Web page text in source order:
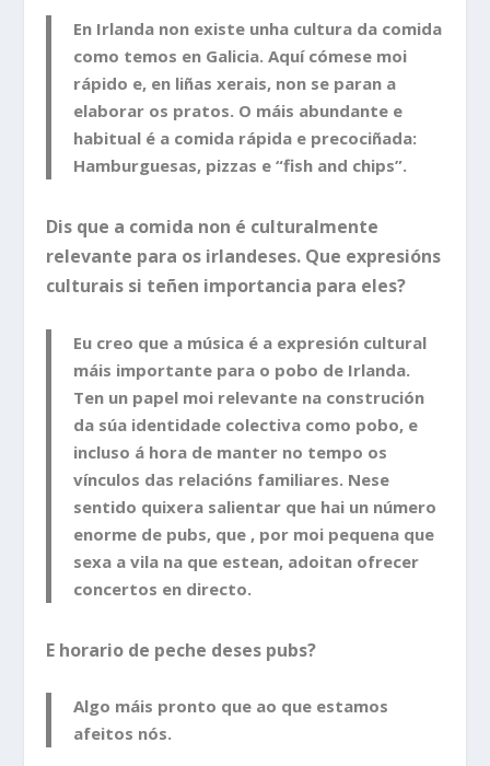
En Irlanda non existe unha cultura da comida
como temos en Galicia. Aquí cómese moi
rápido e, en liñas xerais, non se paran a
elaborar os pratos. O máis abundante e
habitual é a comida rápida e precociñada:
Hamburguesas, pizzas e “fish and chips”.
Dis que a comida non é culturalmente
relevante para os irlandeses. Que expresións
culturais si teñen importancia para eles?
Eu creo que a música é a expresión cultural
máis importante para o pobo de Irlanda.
Ten un papel moi relevante na construción
da súa identidade colectiva como pobo, e
incluso á hora de manter no tempo os
vínculos das relacións familiares. Nese
sentido quixera salientar que hai un número
enorme de pubs, que , por moi pequena que
sexa a vila na que estean, adoitan ofrecer
concertos en directo.
E horario de peche deses pubs?
Algo máis pronto que ao que estamos
afeitos nós.